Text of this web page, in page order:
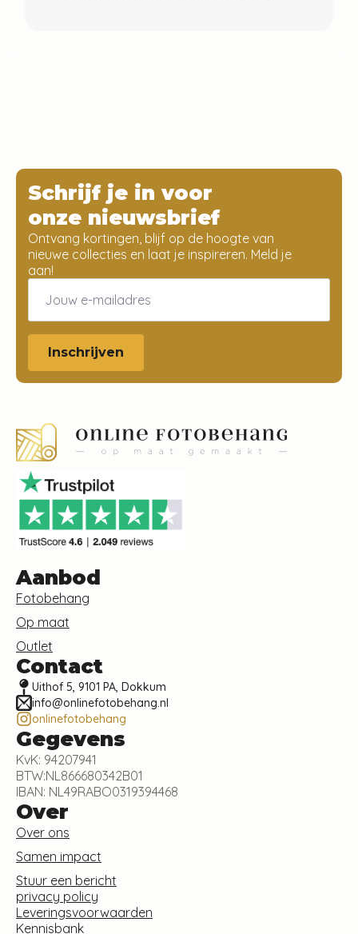
Schrijf je in voor
onze nieuwsbrief
Ontvang kortingen, blijf op de hoogte van
nieuwe collecties en laat je inspireren. Meld je
aan!
Email
Inschrijven
Aanbod
Fotobehang
Op maat
Outlet
Contact
Uithof 5, 9101 PA, Dokkum
info@onlinefotobehang.nl
onlinefotobehang
Gegevens
KvK: 94207941
BTW:NL866680342B01
IBAN: NL49RABO0319394468
Over
Over ons
Samen impact
Stuur een bericht
privacy policy
Leveringsvoorwaarden
Kennisbank